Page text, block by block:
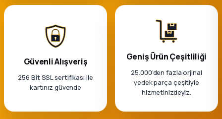
Güvenli Alışveriş
256 Bit SSL sertifikası ile
kartınız güvende
Geniş Ürün Çeşitliliği
25.000'den fazla orjinal
yedek parça çeşitiyle
hizmetinizdeyiz.